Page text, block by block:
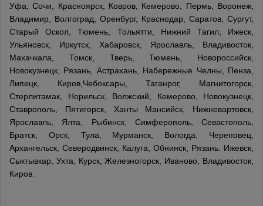
Уфа, Сочи, Красноярск, Ковров, Кемерово, Пермь, Воронеж,
Владимир, Волгоград, Оренбург, Краснодар, Саратов, Сургут,
Старый Оскол, Тюмень, Тольятти, Нижний Тагил, Ижеск,
Ульяновск, Иркутск, Хабаровск, Ярославль, Владивосток,
Махачкала, Томск, Тверь, Тюмень, Новороссийск,
Новокузнецк, Рязань, Астрахань, Набережные Челны, Пенза,
Липецк, Киров,Чебоксары, Таганрог, Магнитогорск,
Стерлитамак, Норильск, Волжский, Кемерово, Новокузнецк,
Ставрополь, Пятигорск, Ханты Мансийск, Нижневартовск,
Ярославль, Ялта, Рыбинск, Симферополь, Севастополь,
Братск, Орск, Тула, Мурманск, Вологда, Череповец,
Архангельск, Северодвинск, Калуга, Обнинск, Рязань. Ижевск,
Сыктывкар, Ухта, Курск, Железногорск, Иваново, Владивосток,
Киров.